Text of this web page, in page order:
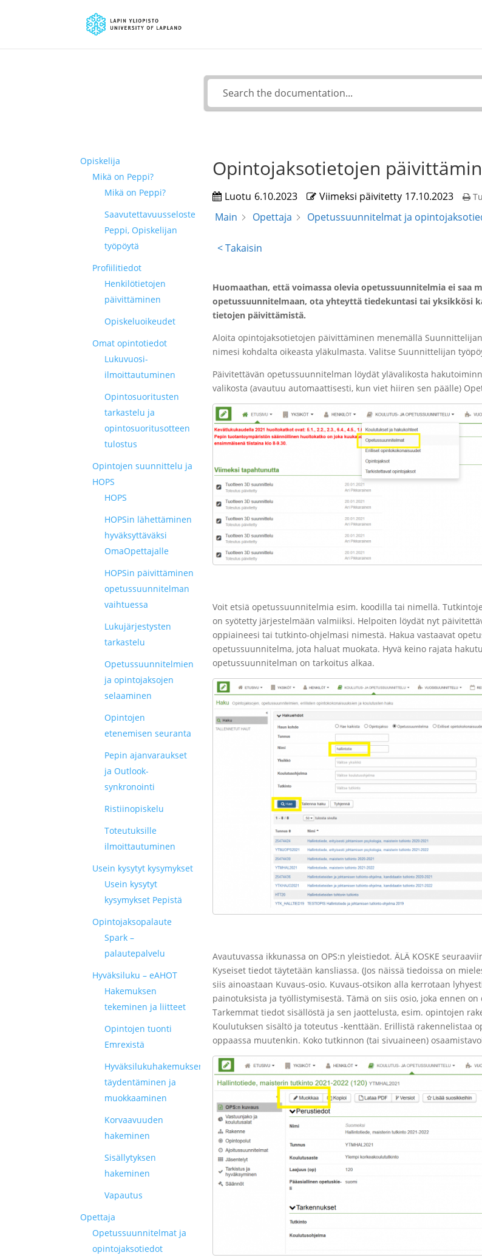
Opiskelija
Mikä on Peppi?
Mikä on Peppi?
Saavutettavuusseloste
Peppi, Opiskelijan
työpöytä
Profiilitiedot
Henkilötietojen
päivittäminen
Opiskeluoikeudet
Omat opintotiedot
Lukuvuosi-
ilmoittautuminen
Opintosuoritusten
tarkastelu ja
opintosuoritusotteen
tulostus
Opintojen suunnittelu ja
HOPS
HOPS
HOPSin lähettäminen
hyväksyttäväksi
OmaOpettajalle
HOPSin päivittäminen
opetussuunnitelman
vaihtuessa
Lukujärjestysten
tarkastelu
Opetussuunnitelmien
ja opintojaksojen
selaaminen
Opintojen
etenemisen seuranta
Pepin ajanvaraukset
ja Outlook-
synkronointi
Ristiinopiskelu
Toteutuksille
ilmoittautuminen
Usein kysytyt kysymykset
Usein kysytyt
kysymykset Pepistä
Opintojaksopalaute
Spark –
palautepalvelu
Hyväksiluku – eAHOT
Hakemuksen
tekeminen ja liitteet
Opintojen tuonti
Emrexistä
Hyväksilukuhakemuksen
täydentäminen ja
muokkaaminen
Korvaavuuden
hakeminen
Sisällytyksen
hakeminen
Vapautus
Opettaja
Opetussuunnitelmat ja
opintojaksotiedot
Opintojaksotietojen
Luotu 6.10.2023 Viimeksi päivitetty 17.10.2023
Main Opettaja Opetussuunnitelmat ja
< Takaisin
Huomaathan, että voimassa olevia opetussuunnitelmia ei saa
opetussuunnitelmaan, ota yhteyttä tiedekuntasi tai yksikkösi
tietojen päivittämistä.
Aloita opintojaksotietojen päivittäminen menemällä
nimesi kohdalta oikeasta yläkulmasta. Valitse Suunnittelijan
Päivitettävän opetussuunnitelman löydät ylävalikosta
valikosta (avautuu automaattisesti, kun viet hiiren sen päälle)
Voit etsiä opetussuunnitelmia esim. koodilla tai nimellä.
on syötetty järjestelmään valmiiksi. Helpoiten löydät nyt
oppiaineesi tai tutkinto-ohjelmasi nimestä. Hakua vastaavat
opetussuunnitelma, jota haluat muokata. Hyvä keino rajata
opetussuunnitelman on tarkoitus alkaa.
Avautuvassa ikkunassa on OPS:n yleistiedot. ÄLÄ KOSKE
Kyseiset tiedot täytetään kansliassa. (Jos näissä tiedoissa on
siis ainoastaan Kuvaus-osio. Kuvaus-otsikon alla kerrotaan
painotuksista ja työllistymisestä. Tämä on siis osio, joka ennen
Tarkemmat tiedot sisällöstä ja sen jaottelusta, esim. opintojen
Koulutuksen sisältö ja toteutus -kenttään. Erillistä rakennelistaa
oppaassa muutenkin. Koko tutkinnon (tai sivuaineen)